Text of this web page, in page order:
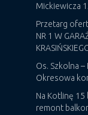
Mickiewicza
Przetarg
NR 1 W
Os. Szkolna
Okresowa
Na Kotlinę 15
remont